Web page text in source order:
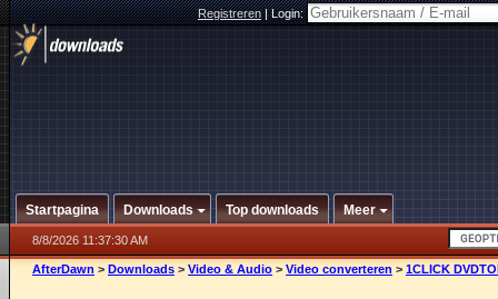
Registreren|Login:
Startpagina Downloads Top downloads Meer
8/8/2026 11:37:30 AM
AfterDawn > Downloads > Video & Audio > Video converteren > 1CLICK